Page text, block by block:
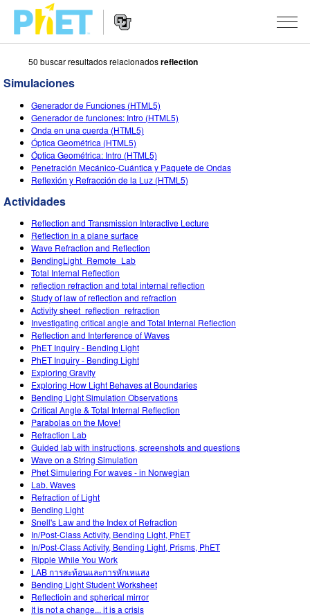
Buscar
el
sitio
web
de
PhET
Sitio
Web
SIMULACIONES
Todas las Simulaciones
Física
Matemáticas y Estadísticas
Química
Tierra y Espacio
Biología
Simulaciones Traducidas
Customizable Sims
STUDIO
About Studio
Customizable Sims
Comienza una prueba gratuita
Comprar una licencia
ENSEÑANZA
Actividades
Guía para el Envío de Actividades
Talleres Virtuales
Aprendizaje Profesional con PhET
Enseñando con PhET
INVESTIGACIONES
Diseño Inclusivo
PhET Global
Data Fluency
DEIB en Educación STEM
SceneryStack OSE
Reporte de Impacto
INGRESAR / REGISTRARSE
INGRESAR / REGISTRARSE
50 buscar resultados relacionadosreflection
Simulaciones
Generador de Funciones (HTML5)
Generador de funciones: Intro (HTML5)
Onda en una cuerda (HTML5)
Óptica Geométrica (HTML5)
Óptica Geométrica: Intro (HTML5)
Penetración Mecánico-Cuántica y Paquete de Ondas
Reflexión y Refracción de la Luz (HTML5)
Actividades
Reflection and Transmission Interactive Lecture
Reflection in a plane surface
Wave Refraction and Reflection
BendingLight_Remote_Lab
Total Internal Reflection
reflection refraction and total internal reflection
Study of law of reflection and refraction
Activity sheet_reflection_refraction
Investigating critical angle and Total Internal Reflection
Reflection and Interference of Waves
PhET Inquiry - Bending Light
PhET Inquiry - Bending Light
Exploring Gravity
Exploring How Light Behaves at Boundaries
Bending Light Simulation Observations
Critical Angle & Total Internal Reflection
Parabolas on the Move!
Refraction Lab
Guided lab with instructions, screenshots and questions
Wave on a String Simulation
Phet Simulering For waves - in Norwegian
Lab. Waves
Refraction of Light
Bending Light
Snell's Law and the Index of Refraction
In/Post-Class Activity, Bending Light, PhET
In/Post-Class Activity, Bending Light, Prisms, PhET
Ripple While You Work
LAB การสะท้อนและการหักเหแสง
Bending Light Student Worksheet
Reflectioin and spherical mirror
It is not a change... it is a crisis